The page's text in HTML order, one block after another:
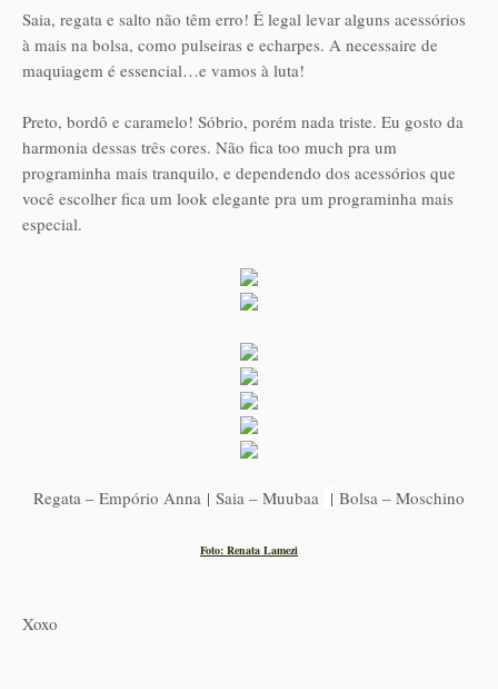
Saia, regata e salto não têm erro! É legal levar alguns acessórios
à mais na bolsa, como pulseiras e echarpes. A necessaire de
maquiagem é essencial…e vamos à luta!
Preto, bordô e caramelo! Sóbrio, porém nada triste. Eu gosto da
harmonia dessas três cores. Não fica too much pra um
programinha mais tranquilo, e dependendo dos acessórios que
você escolher fica um look elegante pra um programinha mais
especial.
Regata – Empório Anna | Saia – Muubaa | Bolsa – Moschino
Foto: Renata Lamezi
Xoxo